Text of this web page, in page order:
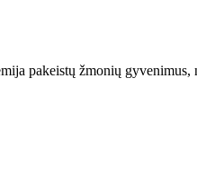
pakeistų žmonių gyvenimus,